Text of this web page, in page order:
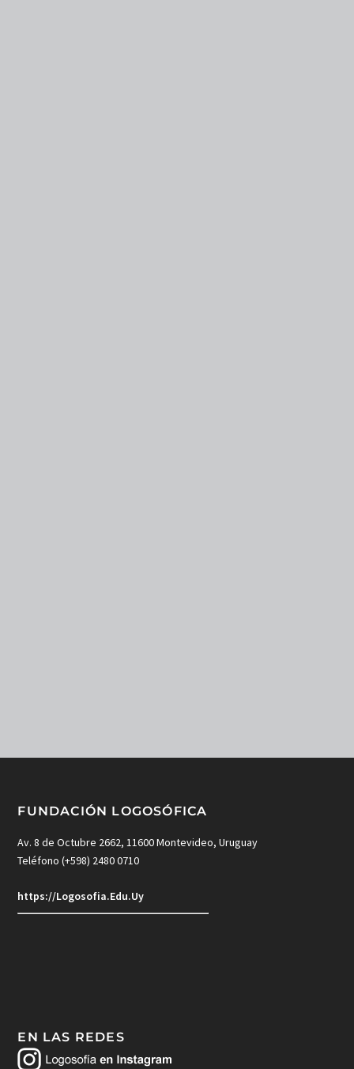
FUNDACIÓN LOGOSÓFICA
Av. 8 de Octubre 2662, 11600 Montevideo, Uruguay
Teléfono (+598) 2480 0710
https://Logosofia.Edu.Uy
EN LAS REDES